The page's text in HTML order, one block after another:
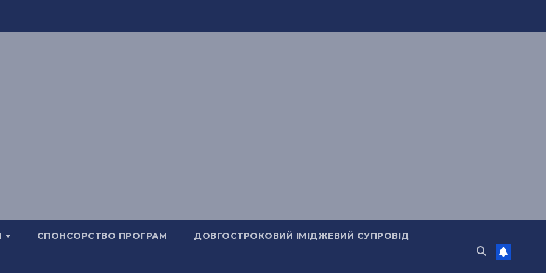
СПОНСОРСТВО ПРОГРАМ ДОВГОСТРОКОВИЙ ІМІДЖЕВИЙ СУПРОВІД